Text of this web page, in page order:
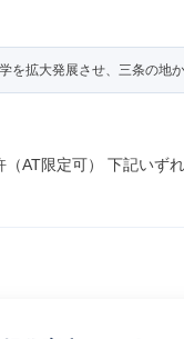
を拡大発展させ、三条の地
AT限定可） 下記いずれ